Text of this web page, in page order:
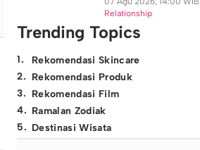
Relationship
Trending Topics
1.
Rekomendasi Skincare
2. Rekomendasi Produk
3. Rekomendasi Film
4. Ramalan Zodiak
5. Destinasi Wisata